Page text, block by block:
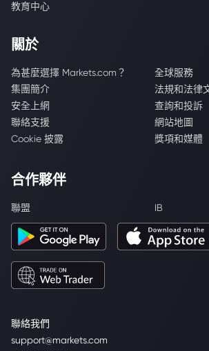
聯絡我們
support@markets.com
教育中心
關於
為甚麼選擇 Markets.com？
全球服務
集團簡介
法規和法律
安全上網
查詢和投訴
聯絡支援
網站地圖
Cookie 披露
獎項和媒體
合作夥伴
聯盟 IB